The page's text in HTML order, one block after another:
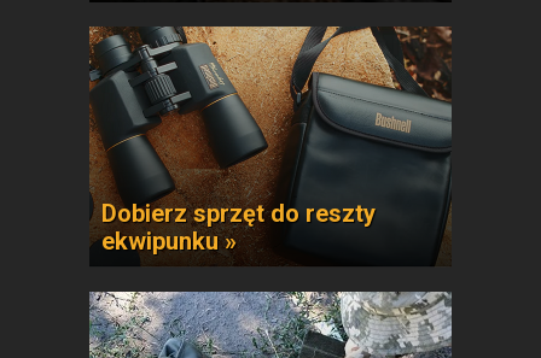
Dobierz sprzęt do reszty
ekwipunku »